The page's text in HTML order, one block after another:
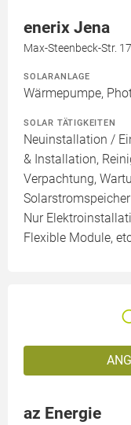
enerix Jena
Max-Steenbeck-Str.
SOLARANLAGE
Wärmepumpe,
SOLAR TÄTIGKEITEN
Neuinstallation /
& Installation,
Verpachtung,
Nur
Flexible Module,
az Energie